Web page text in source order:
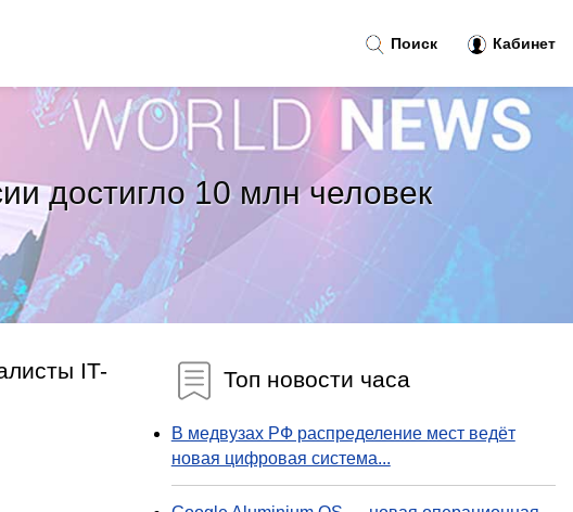
достигло 10 млн человек
IT-
Топ новости часа
В медвузах РФ распределение мест ведёт
новая цифровая система...
Поиск Кабинет